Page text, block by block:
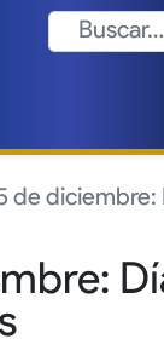
de diciembre: